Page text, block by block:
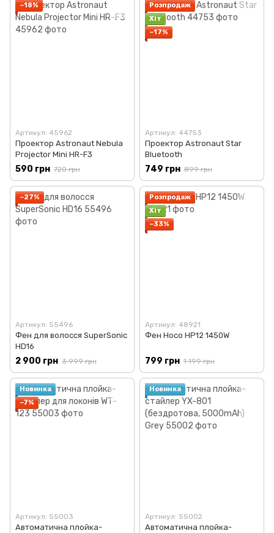
−18%
Артикул: 45962
Проектор Astronaut Nebula
Projector Mini HR-F3
590 грн 720 грн
Розпродаж
Хіт
−17%
Артикул: 44753
Проектор Astronaut Star
Bluetooth
749 грн 899 грн
−27%
Артикул: 55496
Фен для волосся SuperSonic
HD16
2 900 грн 3 999 грн
Розпродаж
Хіт
−33%
Артикул: 48921
Фен Hoco HP12 1450W
799 грн 1 199 грн
Новинка
−7%
Артикул: 55003
Автоматична плойка-
Новинка
Артикул: 55002
Автоматична плойка-